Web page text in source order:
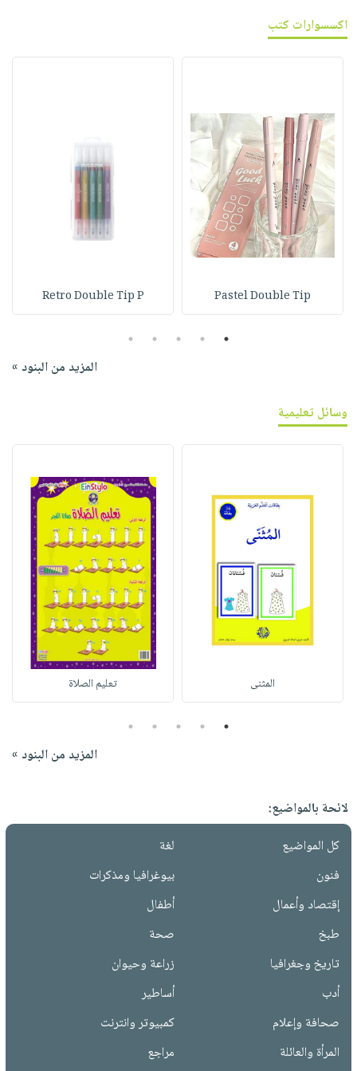
اكسسوارات كتب
Pastel Double Tip
Retro Double Tip P
1
2
3
4
5
المزيد من البنود »
وسائل تعليمية
المثنى تعليم الصلاة
1
2
3
4
5
المزيد من البنود »
لائحة بالمواضيع:
كل المواضيع
لغة
فنون
بيوغرافيا ومذكرات
إقتصاد وأعمال
أطفال
طبخ
صحة
تاريخ وجغرافيا
زراعة وحيوان
أدب
أساطير
صحافة وإعلام
كمبيوتر وانترنت
المرأة والعائلة
مراجع